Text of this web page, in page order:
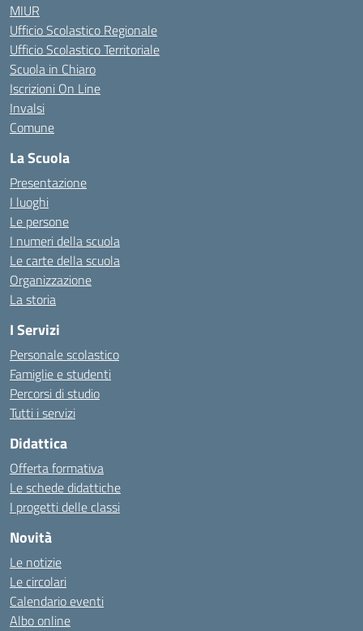
MIUR
Ufficio Scolastico Regionale
Ufficio Scolastico Territoriale
Scuola in Chiaro
Iscrizioni On Line
Invalsi
Comune
La Scuola
Presentazione
I luoghi
Le persone
I numeri della scuola
Le carte della scuola
Organizzazione
La storia
I Servizi
Personale scolastico
Famiglie e studenti
Percorsi di studio
Tutti i servizi
Didattica
Offerta formativa
Le schede didattiche
I progetti delle classi
Novità
Le notizie
Le circolari
Calendario eventi
Albo online